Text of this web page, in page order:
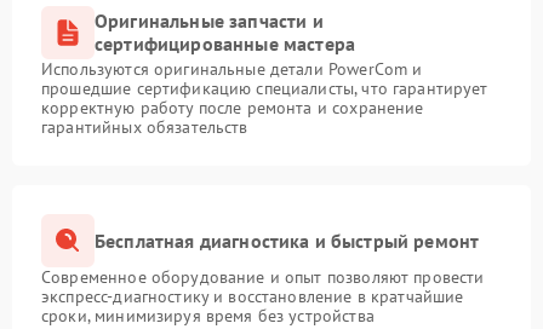
Оригинальные запчасти и
сертифицированные мастера
Используются оригинальные детали PowerCom и
прошедшие сертификацию специалисты, что гарантирует
корректную работу после ремонта и сохранение
гарантийных обязательств
Бесплатная диагностика и быстрый ремонт
Современное оборудование и опыт позволяют провести
экспресс-диагностику и восстановление в кратчайшие
сроки, минимизируя время без устройства